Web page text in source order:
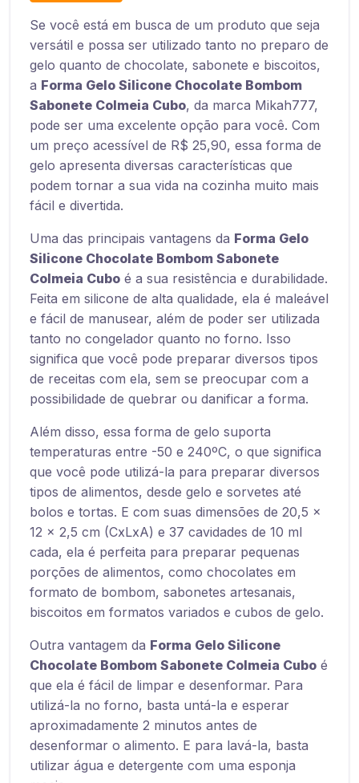
Se você está em busca de um produto que seja
versátil e possa ser utilizado tanto no preparo de
gelo quanto de chocolate, sabonete e biscoitos,
a Forma Gelo Silicone Chocolate Bombom
Sabonete Colmeia Cubo, da marca Mikah777,
pode ser uma excelente opção para você. Com
um preço acessível de R$ 25,90, essa forma de
gelo apresenta diversas características que
podem tornar a sua vida na cozinha muito mais
fácil e divertida.
Uma das principais vantagens da Forma Gelo
Silicone Chocolate Bombom Sabonete
Colmeia Cubo é a sua resistência e durabilidade.
Feita em silicone de alta qualidade, ela é maleável
e fácil de manusear, além de poder ser utilizada
tanto no congelador quanto no forno. Isso
significa que você pode preparar diversos tipos
de receitas com ela, sem se preocupar com a
possibilidade de quebrar ou danificar a forma.
Além disso, essa forma de gelo suporta
temperaturas entre -50 e 240ºC, o que significa
que você pode utilizá-la para preparar diversos
tipos de alimentos, desde gelo e sorvetes até
bolos e tortas. E com suas dimensões de 20,5 x
12 x 2,5 cm (CxLxA) e 37 cavidades de 10 ml
cada, ela é perfeita para preparar pequenas
porções de alimentos, como chocolates em
formato de bombom, sabonetes artesanais,
biscoitos em formatos variados e cubos de gelo.
Outra vantagem da Forma Gelo Silicone
Chocolate Bombom Sabonete Colmeia Cubo é
que ela é fácil de limpar e desenformar. Para
utilizá-la no forno, basta untá-la e esperar
aproximadamente 2 minutos antes de
desenformar o alimento. E para lavá-la, basta
utilizar água e detergente com uma esponja